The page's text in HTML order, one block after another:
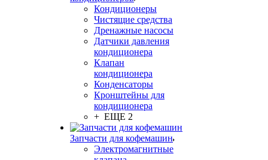
Кондиционеры
Чистящие средства
Дренажные насосы
Датчики давления
кондиционера
Клапан
кондиционера
Конденсаторы
Кронштейны для
кондиционера
+ ЕЩЕ 2
Запчасти для кофемашин
Электромагнитные